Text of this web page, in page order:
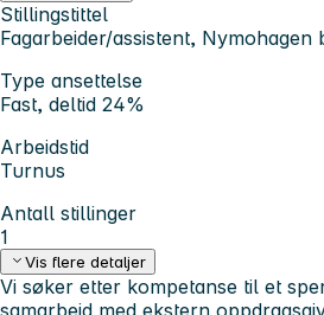
Stillingstittel
Fagarbeider/assistent, Nymohagen
Type ansettelse
Fast, deltid 24%
Arbeidstid
Turnus
Antall stillinger
1
Vis flere detaljer
Vi søker etter kompetanse til et